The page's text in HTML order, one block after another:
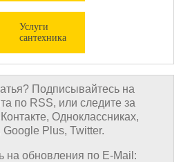
Услуги
сантехника
Подписывайтесь на
по RSS, или следите за
Одноклассниках,
Google Plus, Twitter.
на обновления по E-Mail: